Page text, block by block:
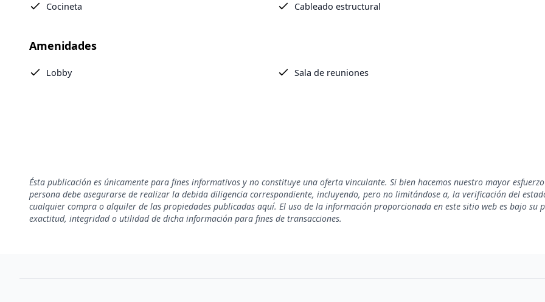
Cocineta Cableado estructural
Amenidades
Lobby Sala de reuniones
Ésta publicación es únicamente para fines informativos y no constituye una oferta vinculante. Si bien hacemos nuestro mayor
persona debe asegurarse de realizar la debida diligencia correspondiente, incluyendo, pero no limitándose a, la verificación del
cualquier compra o alquiler de las propiedades publicadas aquí. El uso de la información proporcionada en este sitio web es bajo
exactitud, integridad o utilidad de dicha información para fines de transacciones.